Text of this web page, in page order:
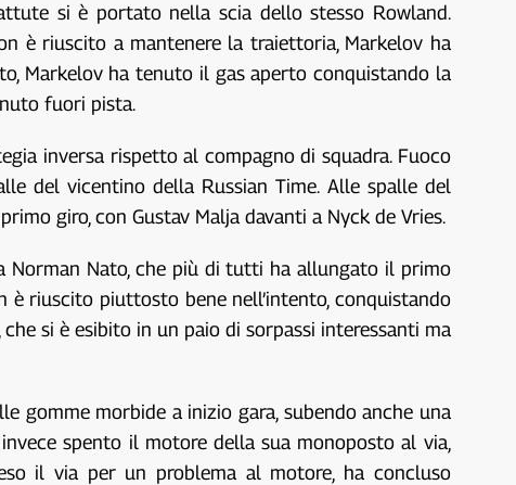
si è portato nella scia dello stesso Rowland.
è riuscito a mantenere la traiettoria, Markelov ha
Markelov ha tenuto il gas aperto conquistando la
fuori pista.
inversa rispetto al compagno di squadra. Fuoco
del vicentino della Russian Time. Alle spalle del
giro, con Gustav Malja davanti a Nyck de Vries.
Norman Nato, che più di tutti ha allungato il primo
riuscito piuttosto bene nell’intento, conquistando
si è esibito in un paio di sorpassi interessanti ma
gomme morbide a inizio gara, subendo anche una
spento il motore della sua monoposto al via,
il via per un problema al motore, ha concluso